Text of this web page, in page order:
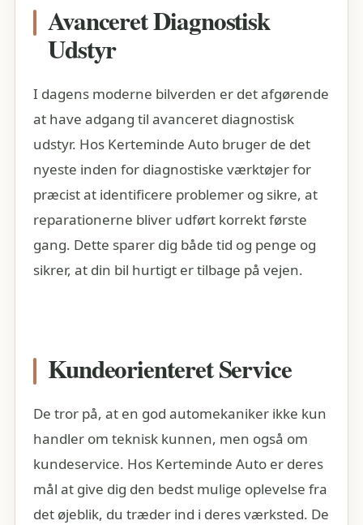
Avanceret Diagnostisk
Udstyr
I dagens moderne bilverden er det afgørende
at have adgang til avanceret diagnostisk
udstyr. Hos Kerteminde Auto bruger de det
nyeste inden for diagnostiske værktøjer for
præcist at identificere problemer og sikre, at
reparationerne bliver udført korrekt første
gang. Dette sparer dig både tid og penge og
sikrer, at din bil hurtigt er tilbage på vejen.
Kundeorienteret Service
De tror på, at en god automekaniker ikke kun
handler om teknisk kunnen, men også om
kundeservice. Hos Kerteminde Auto er deres
mål at give dig den bedst mulige oplevelse fra
det øjeblik, du træder ind i deres værksted. De